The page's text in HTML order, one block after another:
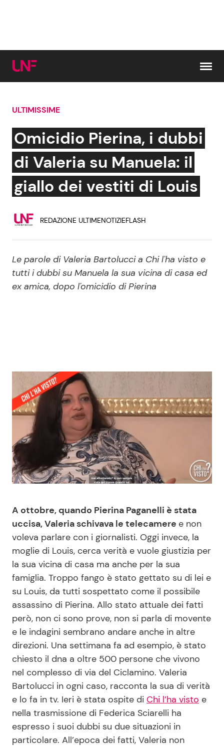
Cerca:
News e Cronaca
Attualità Italiana
Persone Scomparse
Politica
Gossip e TV
Bellezze VIP
Programmi TV
Reality e Talent
News Cinema
News Musica
News Spettacolo
News dal mondo
Benessere
Moda e Style
Mondo Mamma
News benessere
Salute
Viaggi e Turismo
Festività
Cucina e Ricette
Dolci
Le Ricette in TV
Primi Piatti
Ricette Facili e Veloci
Ricette Feste
Ricette per Bambini
Seguici
ULTIMISSIME
Omicidio Pierina, i dubbi
di Valeria su Manuela: il
giallo dei vestiti di Louis
REDAZIONE ULTIMENOTIZIEFLASH
Le parole di Valeria Bartolucci a Chi l'ha visto e
tutti i dubbi su Manuela la sua vicina di casa ed
ex amica, dopo l'omicidio di Pierina
A ottobre, quando Pierina Paganelli è stata
uccisa, Valeria schivava le telecamere e non
voleva parlare con i giornalisti. Oggi invece, la
moglie di Louis, cerca verità e vuole giustizia per
la sua vicina di casa ma anche per la sua
famiglia. Troppo fango è stato gettato su di lei e
su Louis, da tutti sospettato come il possibile
assassino di Pierina. Allo stato attuale dei fatti
però, non ci sono prove, non si parla di movente
e le indagini sembrano andare anche in altre
direzioni. Una settimana fa ad esempio, è stato
chiesto il dna a oltre 500 persone che vivono
nel complesso di via del Ciclamino. Valeria
Bartolucci in ogni caso, racconta la sua di verità
e lo fa in tv. Ieri è stata ospite di Chi l’ha visto e
nella trasmissione di Federica Sciarelli ha
espresso i suoi dubbi su due situazioni in
particolare. All’epoca dei fatti, Valeria non